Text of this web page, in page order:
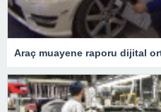
Araç muayene raporu dijital